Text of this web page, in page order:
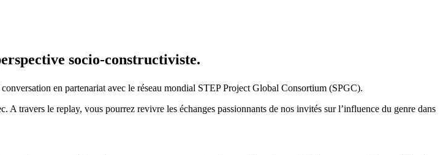
socio-constructiviste.
en partenariat avec le réseau mondial STEP Project Global Consortium (SPGC).
travers le replay, vous pourrez revivre les échanges passionnants de nos invités sur l’influence du genre dans